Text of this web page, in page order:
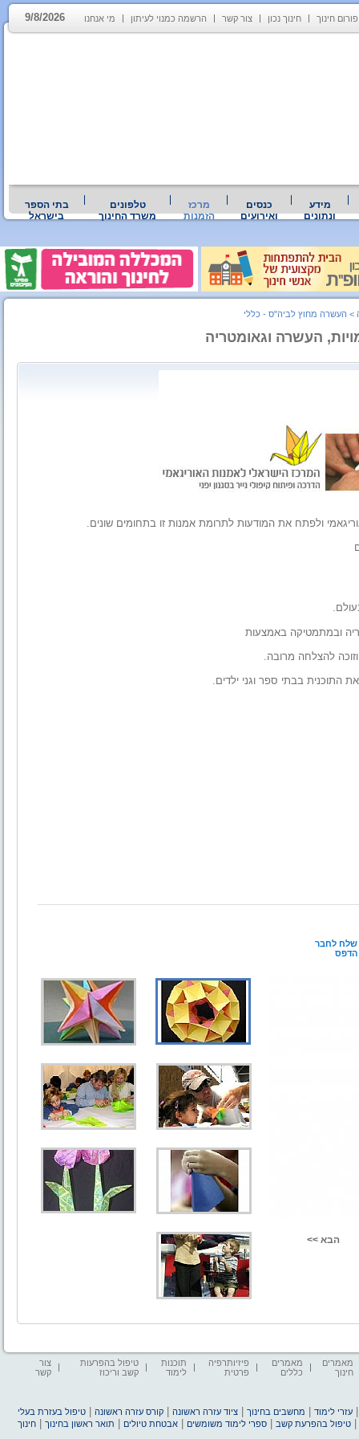
פורום חינוך חינוך נכון צור קשר הרשמה כמנוי לעיתון מי אנחנו 9/8/2026
מידע
ונתונים
כנסים
ואירועים
מרכז
הזמנות
טלפונים
משרד החינוך
בתי הספר
בישראל
> העשרה מחוץ לביה"ס - כללי
העשרה וגאומטריה
ולפתח את המודעות לתרומת אמנות זו בתחומים שונים.
ובמתמטיקה באמצעות
התוכנית בבתי ספר וגני ילדים.
שלח לחבר
הדפס
מאמרים
חינוך
מאמרים
כללים
פיזיותרפיה
פרטית
תוכנות
לימוד
טיפול בהפרעות
קשב וריכוז
צור
קשר
עזרי לימוד מחשבים בחינוך |ציוד עזרה ראשונה |קורס עזרה ראשונה |טיפול בעזרת בעלי
|טיפול בהפרעת קשב |ספרי לימוד משומשים |אבטחת טיולים תואר ראשון בחינוך |חינוך